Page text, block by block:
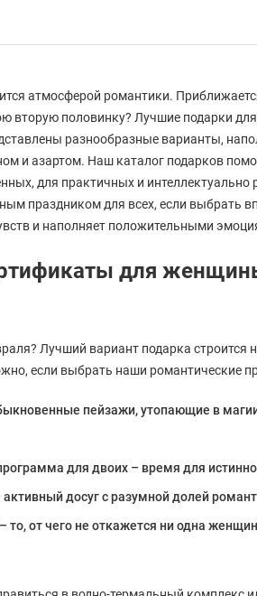
атмосферой романтики.
вторую половинку? Лучшие подарки
разнообразные варианты,
и азартом. Наш каталог подарков
для практичных и
праздником для всех, если выбрать
и наполняет положительными
для
Лучший вариант подарка строится
если выбрать наши романтические
пейзажи, утопающие в
для двоих – время для
досуг с разумной долей
то, от чего не откажется ни одна